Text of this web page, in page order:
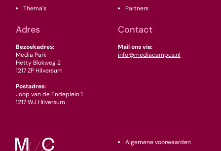
Thema's
Partners
Adres
Bezoekadres:
Media Park
Hetty Blokweg 2
1217 ZP Hilversum
Postadres:
Joop van de Endeplein 1
1217 WJ Hilversum
Contact
Mail ons via:
info@mediacampus.nl
Algemene voorwaarden